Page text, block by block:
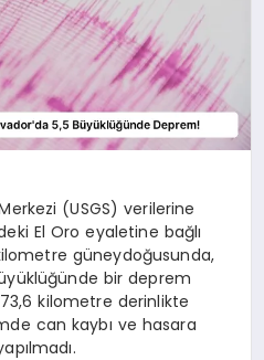
(USGS) verilerine
El Oro eyaletine bağlı
kilometre güneydoğusunda,
bir deprem
kilometre derinlikte
can kaybı ve hasara